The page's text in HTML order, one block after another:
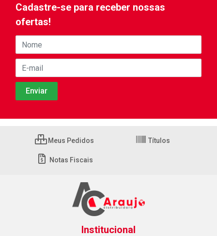
Cadastre-se para receber nossas
ofertas!
Meus Pedidos Títulos
Notas Fiscais
Institucional